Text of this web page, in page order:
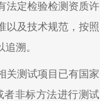
法定检验检测资质许
以及技术规范，按照
溯。
关测试项目已有国家
者非标方法进行测试